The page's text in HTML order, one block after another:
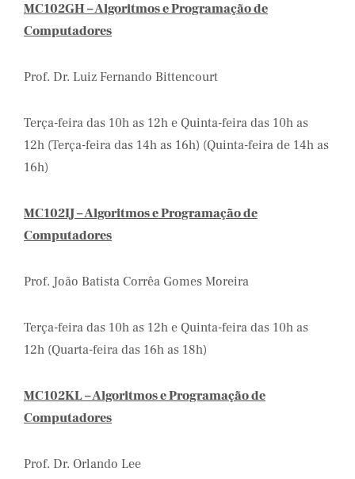
MC102GH – Algoritmos e Programação de
Computadores
Prof. Dr. Luiz Fernando Bittencourt
Terça-feira das 10h as 12h e Quinta-feira das 10h as
12h (Terça-feira das 14h as 16h) (Quinta-feira de 14h as
16h)
MC102IJ – Algoritmos e Programação de
Computadores
Prof. João Batista Corrêa Gomes Moreira
Terça-feira das 10h as 12h e Quinta-feira das 10h as
12h (Quarta-feira das 16h as 18h)
MC102KL – Algoritmos e Programação de
Computadores
Prof. Dr. Orlando Lee